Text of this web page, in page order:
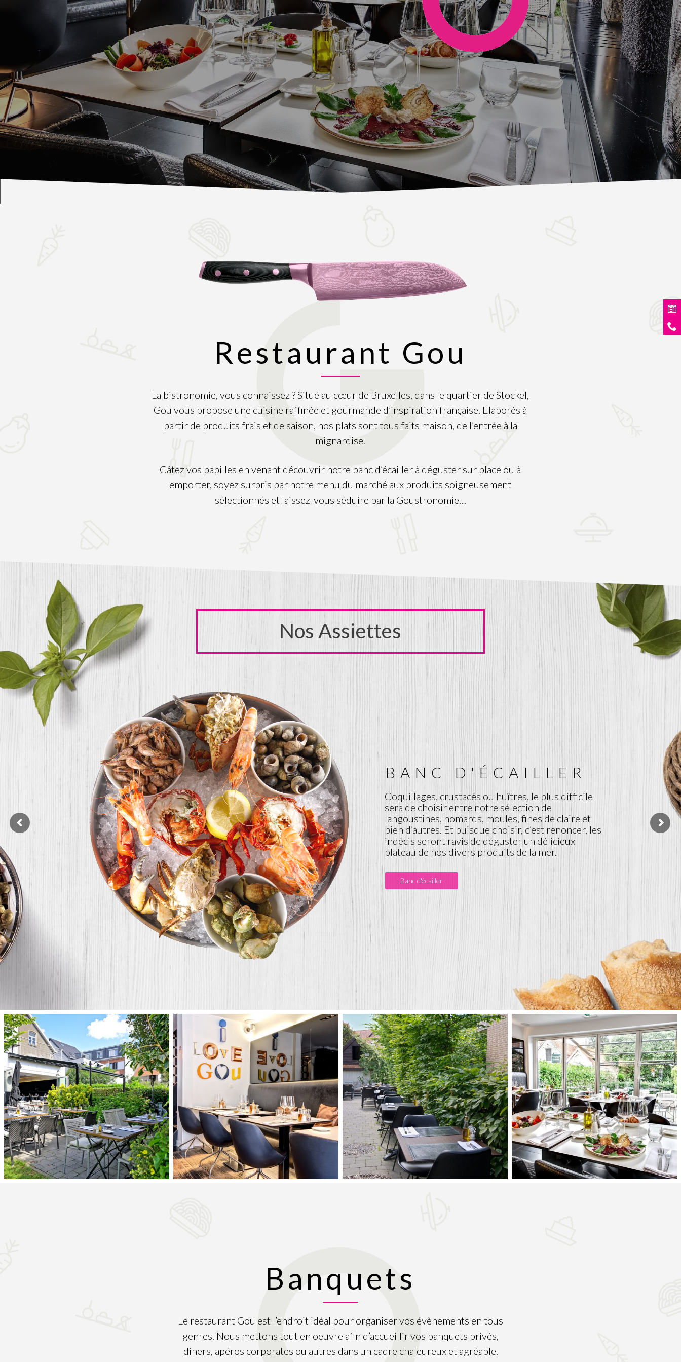
Restaurant Gou
La bistronomie, vous connaissez ? Situé au cœur de Bruxelles, dans le quartier de Stockel,
Gou vous propose une cuisine raffinée et gourmande d’inspiration française. Elaborés à
partir de produits frais et de saison, nos plats sont tous faits maison, de l’entrée à la
mignardise.
Gâtez vos papilles en venant découvrir notre banc d’écailler à déguster sur place ou à
emporter, soyez surpris par notre menu du marché aux produits soigneusement
sélectionnés et laissez-vous séduire par la Goustronomie…
Nos Assiettes
PÂTES
Amateur de pâtes ? Vous trouverez certainement
votre bonheur sur notre carte. Des tagliatelles aux
roulades en passant par les pâtes farcies, elles sont
toujours accompagnées de produits frais et de
saison qui sublimeront cet incontournable de la
restauration.
Nos Pâtes
Banquets
Le restaurant Gou est l’endroit idéal pour organiser vos évènements en tous
genres. Nous mettons tout en oeuvre afin d’accueillir vos banquets privés,
diners, apéros corporates ou autres dans un cadre chaleureux et agréable.